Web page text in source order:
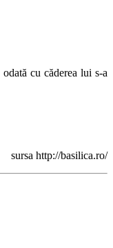
cu căderea lui s-a
sursa http://basilica.ro/